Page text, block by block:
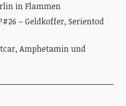
in Flammen
– Geldkoffer, Serientod
Amphetamin und